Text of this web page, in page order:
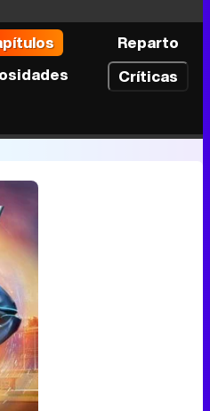
Reparto
Críticas